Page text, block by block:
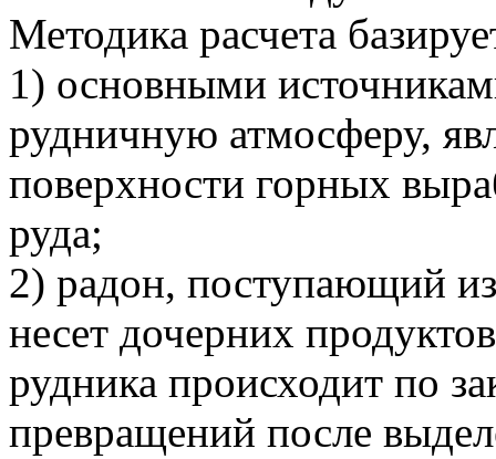
Методика расчета
1) основными
рудничную атмосферу,
поверхности горных
руда;
2) радон, поступающий
несет дочерних
рудника происходит по
превращений после